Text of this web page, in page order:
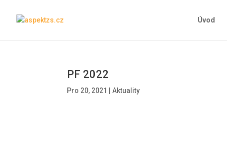
Úvod
PF 2022
Pro 20, 2021 |Aktuality